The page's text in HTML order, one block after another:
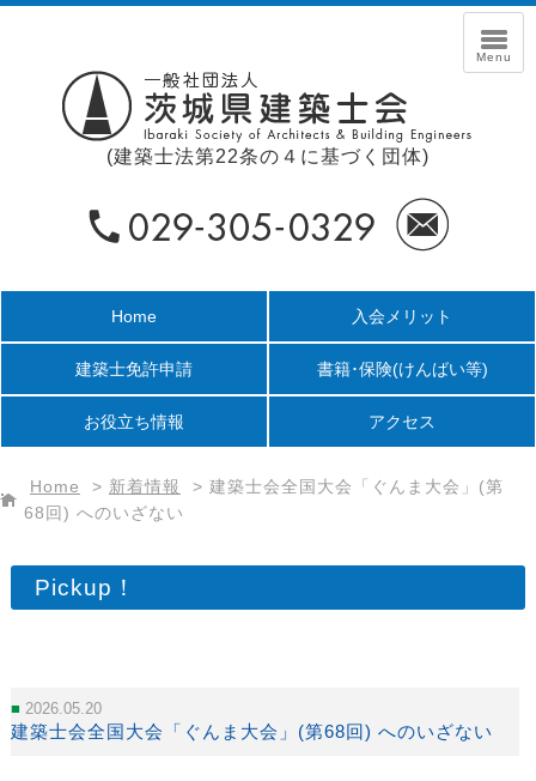
(建築士法第22条の４に基づく団体)
Home 入会メリット
建築士免許申請 書籍･保険(けんばい等)
お役立ち情報 アクセス
Home > 新着情報 > 建築士会全国大会「ぐんま大会」(第
68回) へのいざない
Pickup！
2026.05.20
建築士会全国大会「ぐんま大会」(第68回) へのいざない